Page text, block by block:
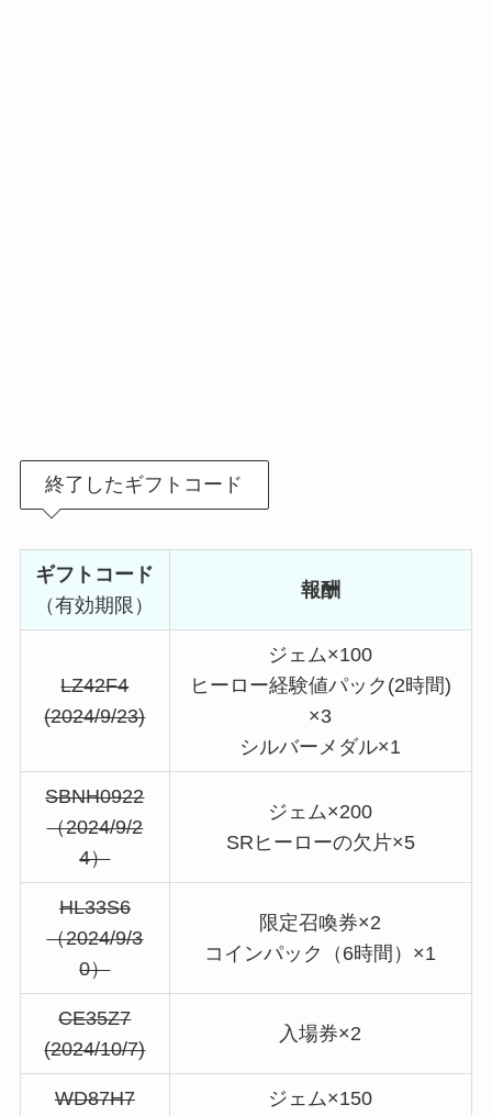
終了したギフトコード
ギフトコード
（有効期限）
報酬
LZ42F4
(2024/9/23)
ジェム×100
ヒーロー経験値パック(2時間)
×3
シルバーメダル×1
SBNH0922
（2024/9/2
4）
ジェム×200
SRヒーローの欠片×5
HL33S6
（2024/9/3
0）
限定召喚券×2
コインパック（6時間）×1
CE35Z7
(2024/10/7)
入場券×2
WD87H7
ジェム×150